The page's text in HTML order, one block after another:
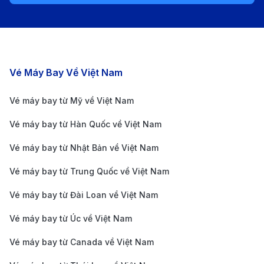
sách hạn chế.
Kinh nghiệm đặt vé máy bay từ
Đặt vé sớm để có giá tốt
Để có giá vé tốt nhất, bạn nên đặt vé trước ít nhất từ
bạn tránh tình trạng hết vé mà còn có cơ hội săn
được các mức giá ưu đãi.
Theo dõi các chương trình khuyến mãi
Các hãng hàng không như VietJet Air
Airways
, vàVietnam Airlinesthường tung ra các
Các chặng bay nổi bật
Vé Máy Bay Về Việt Nam
Vé máy bay từ Mỹ về Việt Nam
Vé máy bay từ Hàn Quốc về Việt Nam
Vé máy bay từ Nhật Bản về Việt Nam
Vé máy bay từ Trung Quốc về Việt Nam
Vé máy bay từ Đài Loan về Việt Nam
Vé máy bay từ Úc về Việt Nam
Vé máy bay từ Canada về Việt Nam